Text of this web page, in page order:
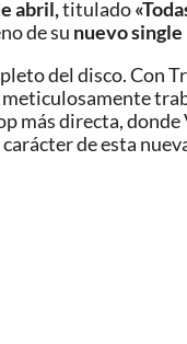
abril,titulado
de su nuevo single
del disco. Con
más directa,
de esta